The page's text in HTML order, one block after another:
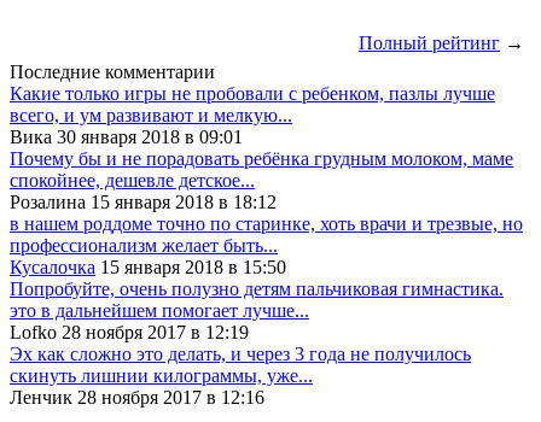
Полный рейтинг →
Последние комментарии
Какие только игры не пробовали с ребенком, пазлы лучше
всего, и ум развивают и мелкую...
Вика 30 января 2018 в 09:01
Почему бы и не порадовать ребёнка грудным молоком, маме
спокойнее, дешевле детское...
Розалина 15 января 2018 в 18:12
в нашем роддоме точно по старинке, хоть врачи и трезвые, но
профессионализм желает быть...
Кусалочка 15 января 2018 в 15:50
Попробуйте, очень полузно детям пальчиковая гимнастика.
это в дальнейшем помогает лучше...
Lofko 28 ноября 2017 в 12:19
Эх как сложно это делать, и через 3 года не получилось
скинуть лишнии килограммы, уже...
Ленчик 28 ноября 2017 в 12:16